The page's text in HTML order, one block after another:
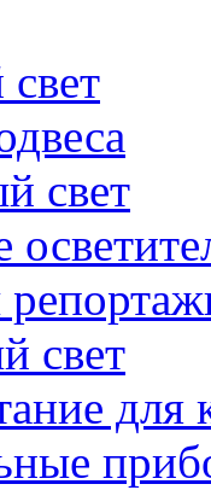
свет
свет
для